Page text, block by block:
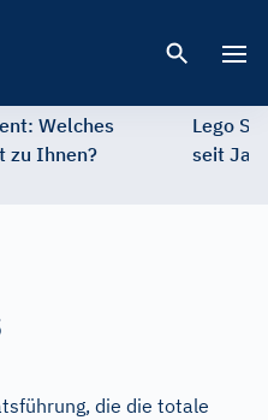
Welches
zu Ihnen?
Lego
seit
die die totale